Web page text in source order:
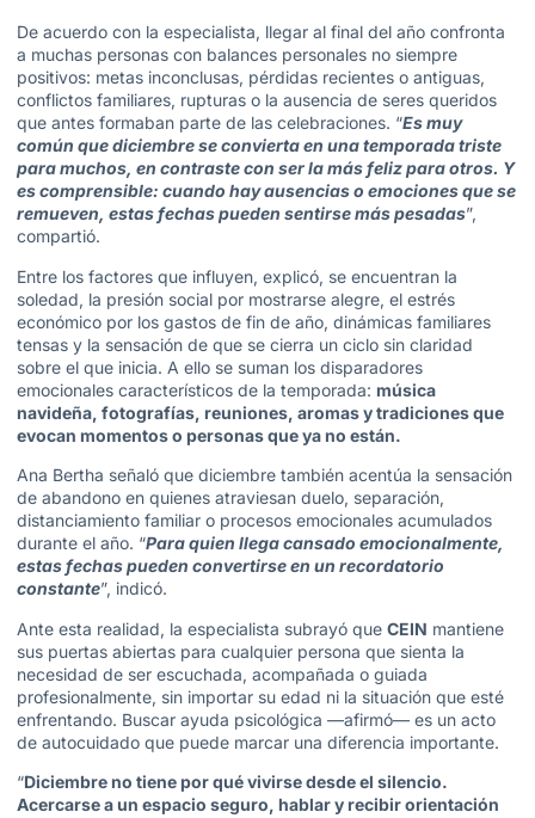
De acuerdo con la especialista, llegar al final del año confronta
a muchas personas con balances personales no siempre
positivos: metas inconclusas, pérdidas recientes o antiguas,
conflictos familiares, rupturas o la ausencia de seres queridos
que antes formaban parte de las celebraciones. “Es muy
común que diciembre se convierta en una temporada triste
para muchos, en contraste con ser la más feliz para otros. Y
es comprensible: cuando hay ausencias o emociones que se
remueven, estas fechas pueden sentirse más pesadas”,
compartió.
Entre los factores que influyen, explicó, se encuentran la
soledad, la presión social por mostrarse alegre, el estrés
económico por los gastos de fin de año, dinámicas familiares
tensas y la sensación de que se cierra un ciclo sin claridad
sobre el que inicia. A ello se suman los disparadores
emocionales característicos de la temporada: música
navideña, fotografías, reuniones, aromas y tradiciones que
evocan momentos o personas que ya no están.
Ana Bertha señaló que diciembre también acentúa la sensación
de abandono en quienes atraviesan duelo, separación,
distanciamiento familiar o procesos emocionales acumulados
durante el año. “Para quien llega cansado emocionalmente,
estas fechas pueden convertirse en un recordatorio
constante”, indicó.
Ante esta realidad, la especialista subrayó que CEIN mantiene
sus puertas abiertas para cualquier persona que sienta la
necesidad de ser escuchada, acompañada o guiada
profesionalmente, sin importar su edad ni la situación que esté
enfrentando. Buscar ayuda psicológica —afirmó— es un acto
de autocuidado que puede marcar una diferencia importante.
“Diciembre no tiene por qué vivirse desde el silencio.
Acercarse a un espacio seguro, hablar y recibir orientación